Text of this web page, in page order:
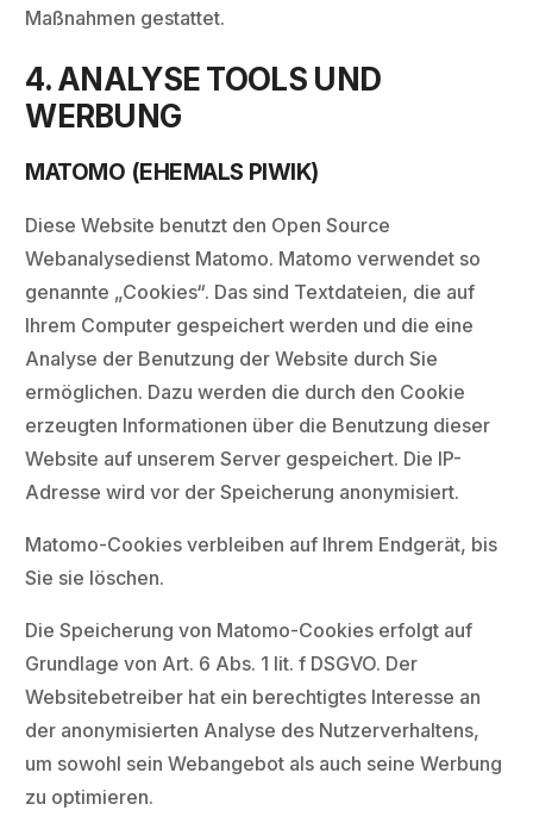
Maßnahmen gestattet.
4. ANALYSE TOOLS UND
WERBUNG
MATOMO (EHEMALS PIWIK)
Diese Website benutzt den Open Source
Webanalysedienst Matomo. Matomo verwendet so
genannte „Cookies“. Das sind Textdateien, die auf
Ihrem Computer gespeichert werden und die eine
Analyse der Benutzung der Website durch Sie
ermöglichen. Dazu werden die durch den Cookie
erzeugten Informationen über die Benutzung dieser
Website auf unserem Server gespeichert. Die IP-
Adresse wird vor der Speicherung anonymisiert.
Matomo-Cookies verbleiben auf Ihrem Endgerät, bis
Sie sie löschen.
Die Speicherung von Matomo-Cookies erfolgt auf
Grundlage von Art. 6 Abs. 1 lit. f DSGVO. Der
Websitebetreiber hat ein berechtigtes Interesse an
der anonymisierten Analyse des Nutzerverhaltens,
um sowohl sein Webangebot als auch seine Werbung
zu optimieren.